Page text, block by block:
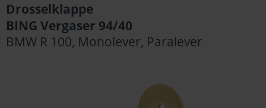
Drosselklappe
BING Vergaser 94/40
BMW R 100, Monolever, Paralever